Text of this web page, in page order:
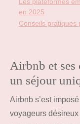
en 2025
Conseils pratiques
Airbnb et
un séjour
Airbnb s’est
voyageurs